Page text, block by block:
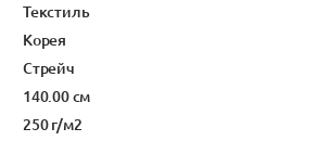
Текстиль
Корея
Стрейч
140.00 см
250 г/м2